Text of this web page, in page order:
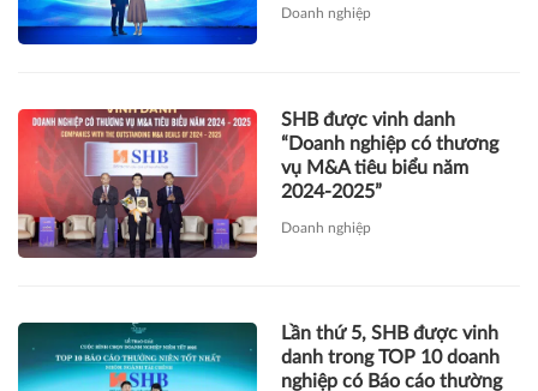
Doanh nghiệp
SHB được vinh danh
“Doanh nghiệp có thương
vụ M&A tiêu biểu năm
2024-2025”
Doanh nghiệp
Lần thứ 5, SHB được vinh
danh trong TOP 10 doanh
nghiệp có Báo cáo thường